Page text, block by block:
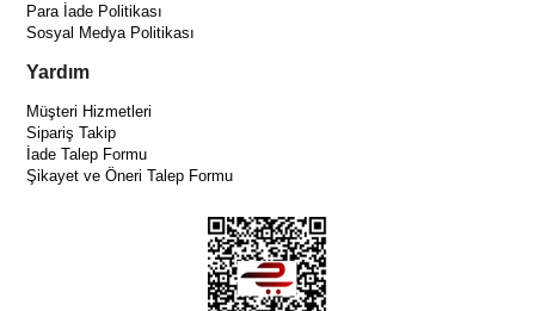
Para İade Politikası
Sosyal Medya Politikası
Yardım
Müşteri Hizmetleri
Sipariş Takip
İade Talep Formu
Şikayet ve Öneri Talep Formu